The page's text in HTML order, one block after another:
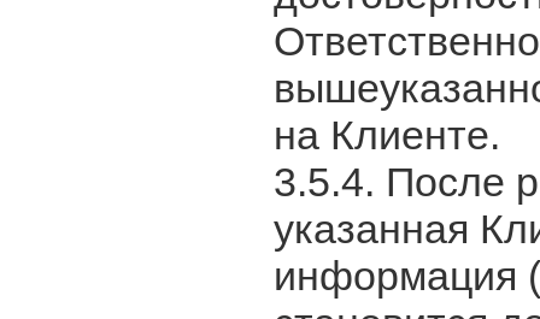
на Клиенте.
3.5.4. После
указанная
информация